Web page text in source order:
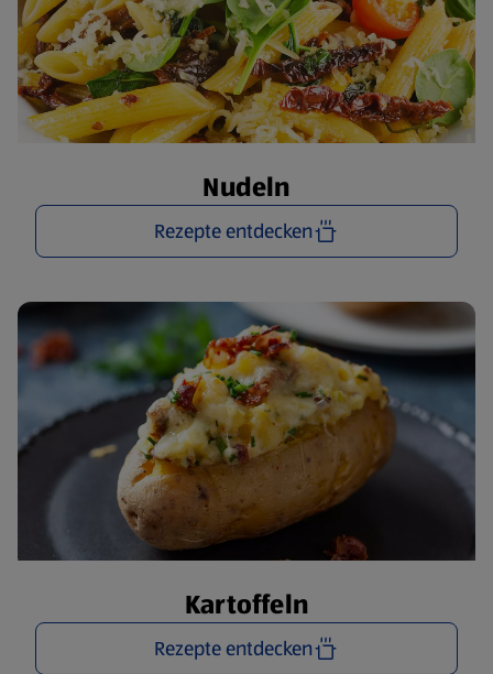
Nudeln
Rezepte entdecken
Kartoffeln
Rezepte entdecken